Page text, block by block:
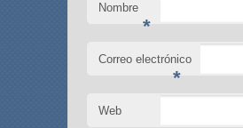
Nombre
*
Correo electrónico
*
Web